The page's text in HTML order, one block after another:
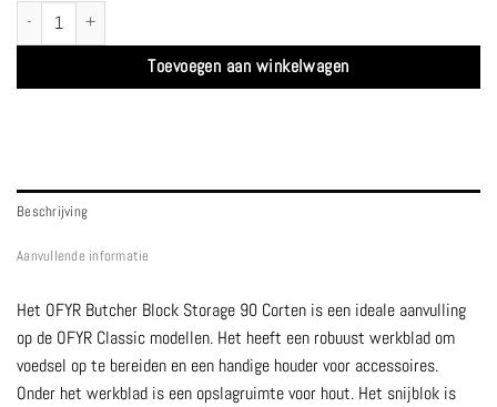
Butcher block storage 90 Corten Donker Grijs Keramiek - Ofyr aantal
Toevoegen aan winkelwagen
Beschrijving
Aanvullende informatie
Het OFYR Butcher Block Storage 90 Corten is een ideale aanvulling
op de OFYR Classic modellen. Het heeft een robuust werkblad om
voedsel op te bereiden en een handige houder voor accessoires.
Onder het werkblad is een opslagruimte voor hout. Het snijblok is